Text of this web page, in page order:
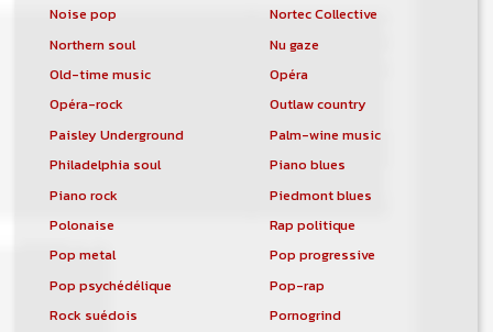
Noise pop
Nortec Collective
Northern soul
Nu gaze
Old-time music
Opéra
Opéra-rock
Outlaw country
Paisley Underground
Palm-wine music
Philadelphia soul
Piano blues
Piano rock
Piedmont blues
Polonaise
Rap politique
Pop metal
Pop progressive
Pop psychédélique
Pop-rap
Rock suédois
Pornogrind